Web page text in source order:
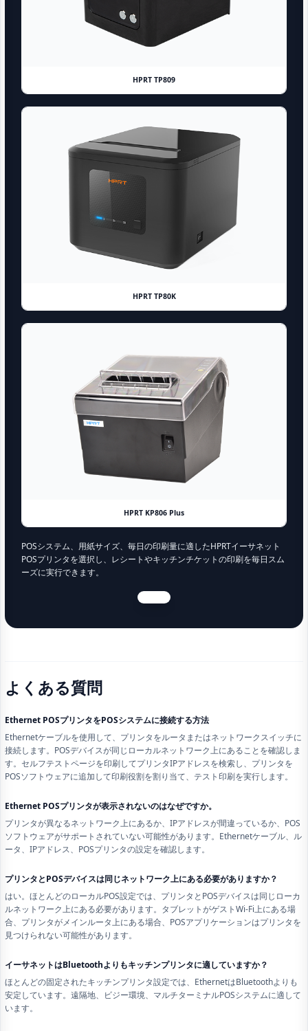
HPRT TP809
HPRT TP80K
HPRT KP806 Plus
POSシステム、用紙サイズ、毎日の印刷量に適したHPRTイーサネット
POSプリンタを選択し、レシートやキッチンチケットの印刷を毎日スム
ーズに実行できます。
よくある質問
Ethernet POSプリンタをPOSシステムに接続する方法
Ethernetケーブルを使用して、プリンタをルータまたはネットワークスイッチに
接続します。POSデバイスが同じローカルネットワーク上にあることを確認しま
す。セルフテストページを印刷してプリンタIPアドレスを検索し、プリンタを
POSソフトウェアに追加して印刷役割を割り当て、テスト印刷を実行します。
Ethernet POSプリンタが表示されないのはなぜですか。
プリンタが異なるネットワーク上にあるか、IPアドレスが間違っているか、POS
ソフトウェアがサポートされていない可能性があります。Ethernetケーブル、ル
ータ、IPアドレス、POSプリンタの設定を確認します。
プリンタとPOSデバイスは同じネットワーク上にある必要がありますか？
はい。ほとんどのローカルPOS設定では、プリンタとPOSデバイスは同じローカ
ルネットワーク上にある必要があります。タブレットがゲストWi-Fi上にある場
合、プリンタがメインルータ上にある場合、POSアプリケーションはプリンタを
見つけられない可能性があります。
イーサネットはBluetoothよりもキッチンプリンタに適していますか？
ほとんどの固定されたキッチンプリンタ設定では、EthernetはBluetoothよりも
安定しています。遠隔地、ビジー環境、マルチターミナルPOSシステムに適して
います。